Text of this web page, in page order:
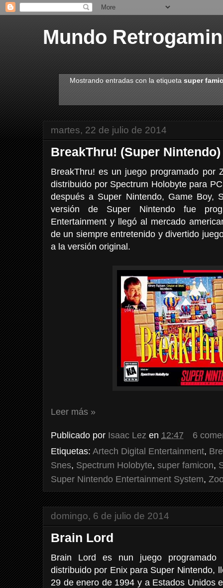
Mundo
Mostrando entradas con la etiqueta super
martes, 22 de julio de 2014
BreakThru! (Super Nintendo)
BreakThru! es un juego programado por
distribuido por Spectrum Holobyte para
después a Super Nintendo, Game Boy,
versión de Super Nintendo fue
Entertainment y llegó al mercado
de un siempre entretenido y divertido
a la versión original.
Leer más »
Publicado por Isaac Lez en 12:47
6
Etiquetas: Artech Digital Entertainment,
Snes, Spectrum Holobyte, super famicon,
Super Nintendo Entertainment System,
domingo, 6 de julio de 2014
Brain Lord
Brain Lord es nun juego
distribuido por Enix para Super Nintendo,
29 de enero de 1994 y a Estados Unidos